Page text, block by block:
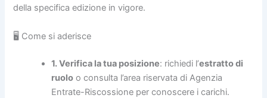
della specifica edizione in vigore.
🖥️ Come si aderisce
1. Verifica la tua posizione: richiedi l’estratto di
ruolo o consulta l’area riservata di Agenzia
Entrate-Riscossione per conoscere i carichi.